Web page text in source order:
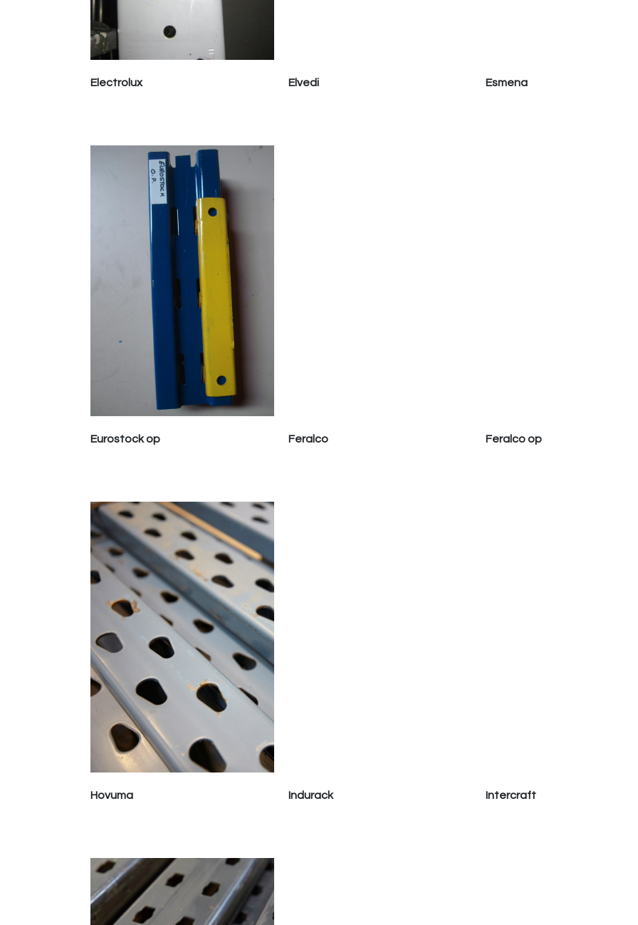
Hovuma
Eurostock op
Electrolux
Intercraft
Indurack
Feralco Feralco op
Elvedi Esmena